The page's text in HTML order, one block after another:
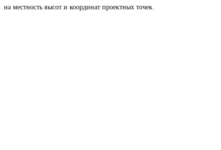
на местность высот и координат проектных точек.